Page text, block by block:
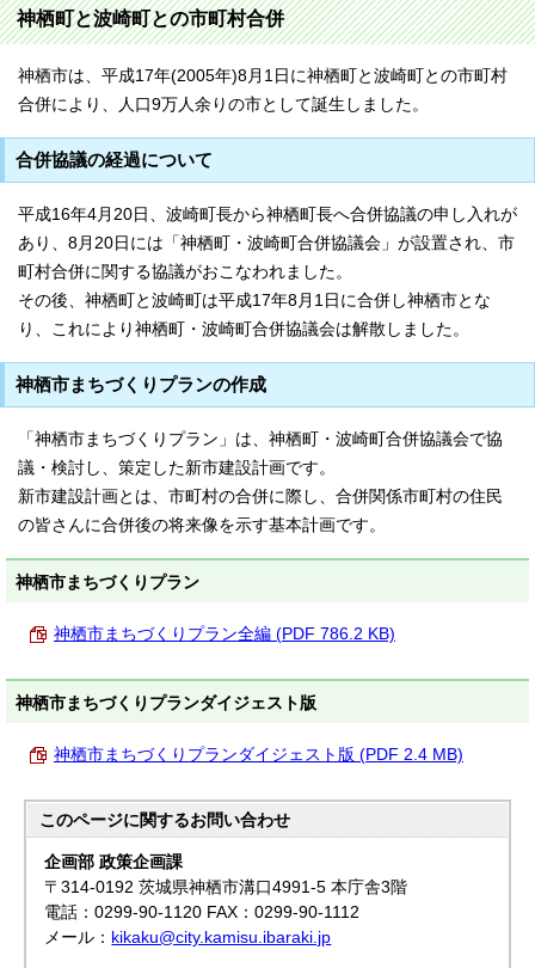
神栖町と波崎町との市町村合併
神栖市は、平成17年(2005年)8月1日に神栖町と波崎町との市町村
合併により、人口9万人余りの市として誕生しました。
合併協議の経過について
平成16年4月20日、波崎町長から神栖町長へ合併協議の申し入れが
あり、8月20日には「神栖町・波崎町合併協議会」が設置され、市
町村合併に関する協議がおこなわれました。
その後、神栖町と波崎町は平成17年8月1日に合併し神栖市とな
り、これにより神栖町・波崎町合併協議会は解散しました。
神栖市まちづくりプランの作成
「神栖市まちづくりプラン」は、神栖町・波崎町合併協議会で協
議・検討し、策定した新市建設計画です。
新市建設計画とは、市町村の合併に際し、合併関係市町村の住民
の皆さんに合併後の将来像を示す基本計画です。
神栖市まちづくりプラン
神栖市まちづくりプラン全編 (PDF 786.2 KB)
神栖市まちづくりプランダイジェスト版
神栖市まちづくりプランダイジェスト版 (PDF 2.4 MB)
このページに関するお問い合わせ
企画部 政策企画課
〒314-0192 茨城県神栖市溝口4991-5 本庁舎3階
電話：0299-90-1120 FAX：0299-90-1112
メール： kikaku@city.kamisu.ibaraki.jp